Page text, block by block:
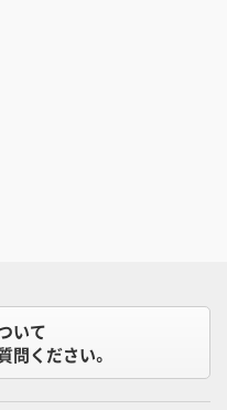
いて
問ください。